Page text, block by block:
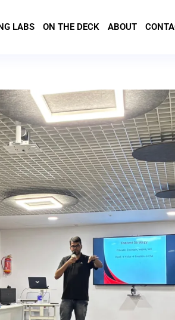
LABS ON THE DECK ABOUT